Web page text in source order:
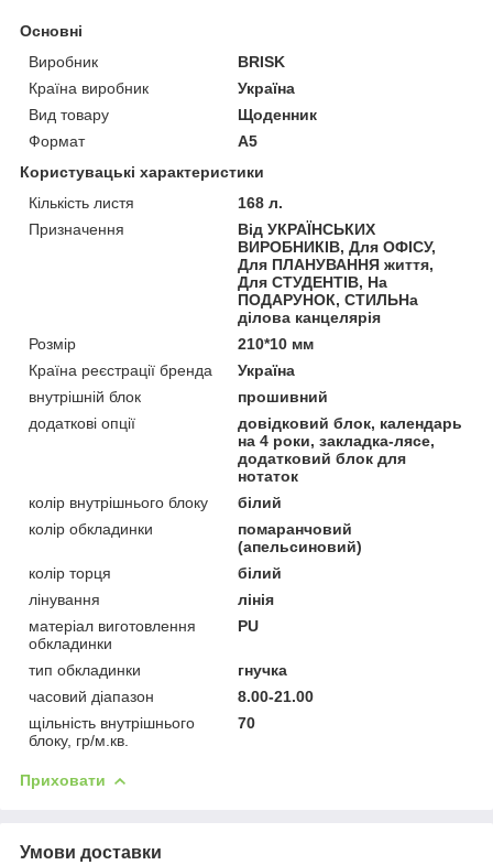
Основні
Виробник
BRISK
Країна виробник
Україна
Вид товару
Щоденник
Формат
A5
Користувацькі характеристики
Кількість листя
168 л.
Призначення
Від УКРАЇНСЬКИХ
ВИРОБНИКІВ, Для ОФІСУ,
Для ПЛАНУВАННЯ життя,
Для СТУДЕНТІВ, На
ПОДАРУНОК, СТИЛЬНа
ділова канцелярія
Розмір
210*10 мм
Країна реєстрації бренда
Україна
внутрішній блок
прошивний
додаткові опції
довідковий блок, календарь
на 4 роки, закладка-лясе,
додатковий блок для
нотаток
колір внутрішнього блоку
білий
колір обкладинки
помаранчовий
(апельсиновий)
колір торця
білий
лінування
лінія
матеріал виготовлення
обкладинки
PU
тип обкладинки
гнучка
часовий діапазон
8.00-21.00
щільність внутрішнього
блоку, гр/м.кв.
70
Приховати
Умови доставки